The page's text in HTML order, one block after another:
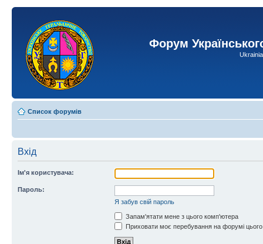
Форум
Список форумів
Вхід
Ім'я користувача:
Пароль:
Я забув свій пароль
Запам'ятати мене з цього комп'ютера
Приховати моє перебування на форумі